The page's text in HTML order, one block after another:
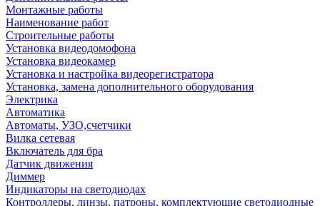
Монтажные работы
Наименование работ
Строительные работы
Установка видеодомофона
Установка видеокамер
Установка и настройка видеорегистратора
Установка, замена дополнительного оборудования
Электрика
Автоматика
Автоматы, УЗО,счетчики
Вилка сетевая
Включатель для бра
Датчик движения
Диммер
Индикаторы на светодиодах
Контроллеры, линзы, патроны, комплектующие светодиодные